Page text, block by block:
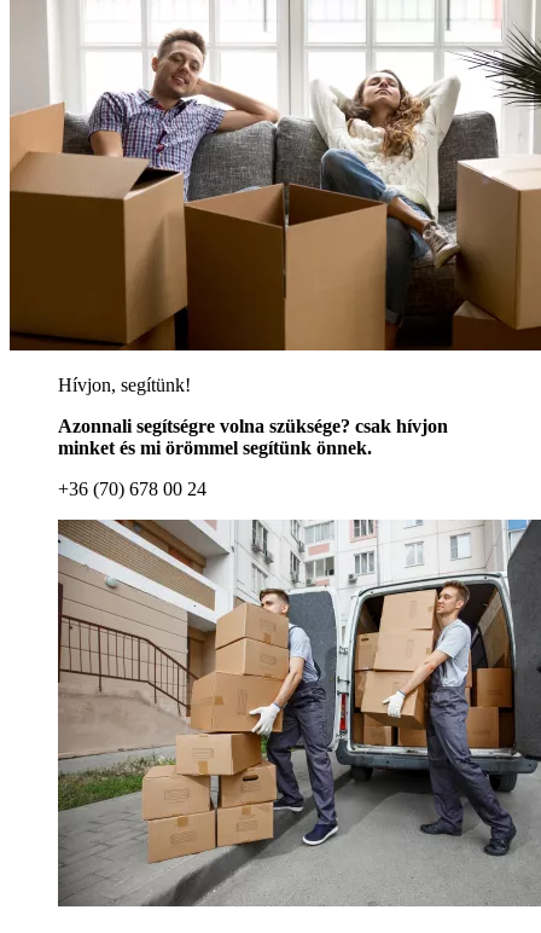
Hívjon, segítünk!
Azonnali segítségre volna szüksége? csak hívjon
minket és mi örömmel segítünk önnek.
+36 (70) 678 00 24